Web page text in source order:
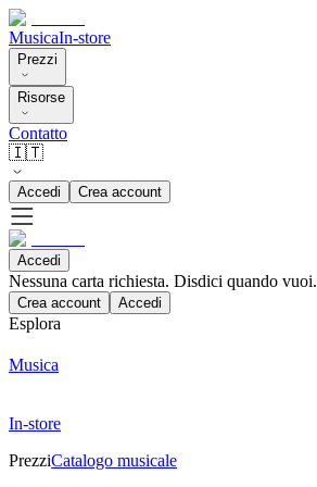
MusicaIn-store
Prezzi
Risorse
Contatto
🇮🇹
Accedi Crea account
Accedi
Nessuna carta richiesta. Disdici quando vuoi.
Crea account Accedi
Esplora
Musica
In-store
PrezziCatalogo musicale